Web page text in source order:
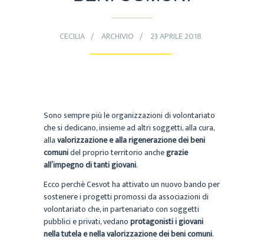
CECILIA ARCHIVIO 23 APRILE 2018
Sono sempre più le organizzazioni di volontariato
che si dedicano, insieme ad altri soggetti, alla cura,
allavalorizzazione e alla rigenerazione dei beni
comunidel proprio territorio anchegrazie
all’impegno di tanti giovani.
Ecco perchè Cesvot ha attivato un nuovo bando per
sostenere i progetti promossi da associazioni di
volontariato che, in partenariato con soggetti
pubblici e privati, vedanoprotagonisti i giovani
nella tutela e nella valorizzazione dei beni comuni.